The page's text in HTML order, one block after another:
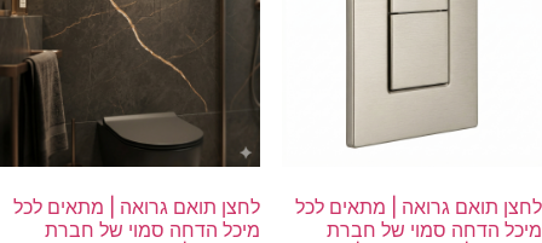
תואם גרואה | מתאים לכל
הדחה סמוי של חברת
לחצן תואם גרואה | מתאים לכל
מיכל הדחה סמוי של חברת